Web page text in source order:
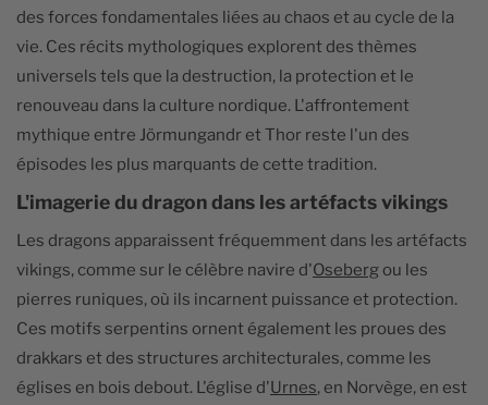
des forces fondamentales liées au chaos et au cycle de la
vie. Ces récits mythologiques explorent des thèmes
universels tels que la destruction, la protection et le
renouveau dans la culture nordique. L'affrontement
mythique entre Jörmungandr et Thor reste l'un des
épisodes les plus marquants de cette tradition.
L'imagerie du dragon dans les artéfacts vikings
Les dragons apparaissent fréquemment dans les artéfacts
vikings, comme sur le célèbre navire d'Oseberg ou les
pierres runiques, où ils incarnent puissance et protection.
Ces motifs serpentins ornent également les proues des
drakkars et des structures architecturales, comme les
églises en bois debout. L'église d'Urnes, en Norvège, en est